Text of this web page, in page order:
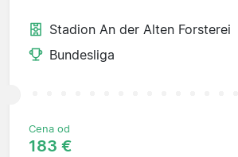
Stadion An der Alten Forsterei
Bundesliga
Cena od
183 €